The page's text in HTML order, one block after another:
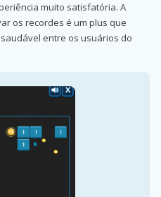
muito satisfatória. A
os recordes é um plus que
entre os usuários do